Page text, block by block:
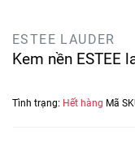
ESTEE LAUDER
Kem nền ESTEE
Tình trạng: Hết hàng Mã